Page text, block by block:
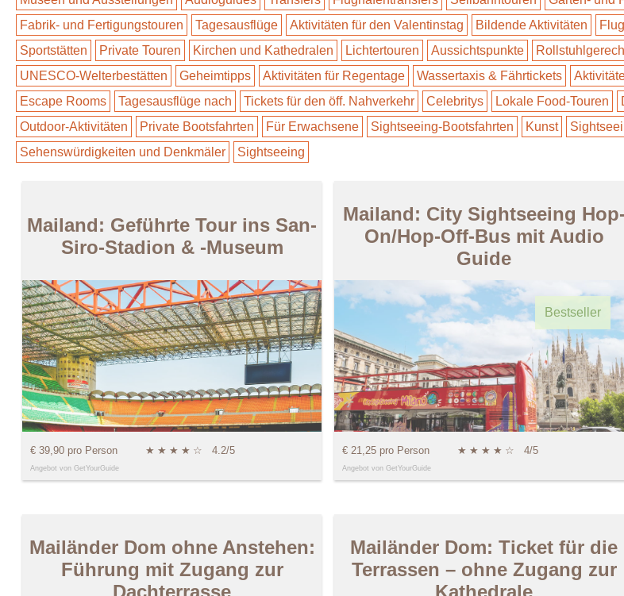
Fabrik- und Fertigungstouren
Tagesausflüge Aktivitäten für den Valentinstag Bildende Aktivitäten
Sportstätten
Private Touren Kirchen und Kathedralen Lichtertouren Aussichtspunkte
UNESCO-Welterbestätten
Geheimtipps Aktivitäten für Regentage Wassertaxis & Fährtickets
Escape Rooms
Tagesausflüge nach Tickets für den öff. Nahverkehr Celebritys Lokale Food-Touren
Outdoor-Aktivitäten
Private Bootsfahrten Für Erwachsene Sightseeing-Bootsfahrten Kunst
Sehenswürdigkeiten und Denkmäler
Sightseeing
Mailand: Geführte Tour ins San-
Siro-Stadion & -Museum
€ 39,90 pro Person ★ ★ ★ ★ ☆ 4.2/5
Angebot von GetYourGuide
Mailand: City Sightseeing Hop-
On/Hop-Off-Bus mit Audio
Guide
Bestseller
€ 21,25 pro Person ★ ★ ★ ★ ☆ 4/5
Angebot von GetYourGuide
Mailänder Dom ohne Anstehen:
Führung mit Zugang zur
Dachterrasse
Mailänder Dom: Ticket für die
Terrassen – ohne Zugang zur
Kathedrale